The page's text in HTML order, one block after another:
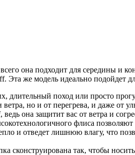
она подходит для середины и
Эта же модель идеально подойдет
длительный поход или просто
но и от перегрева, и даже от
она защитит вас от ветра и
флиса
и отведет лишнюю влагу, что
сконструирована так, чтобы